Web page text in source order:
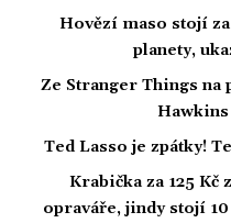
Hovězí maso stojí
planety,
Ze Stranger Things
Ted Lasso je zpátky!
Krabička za 125
opraváře, jindy stojí